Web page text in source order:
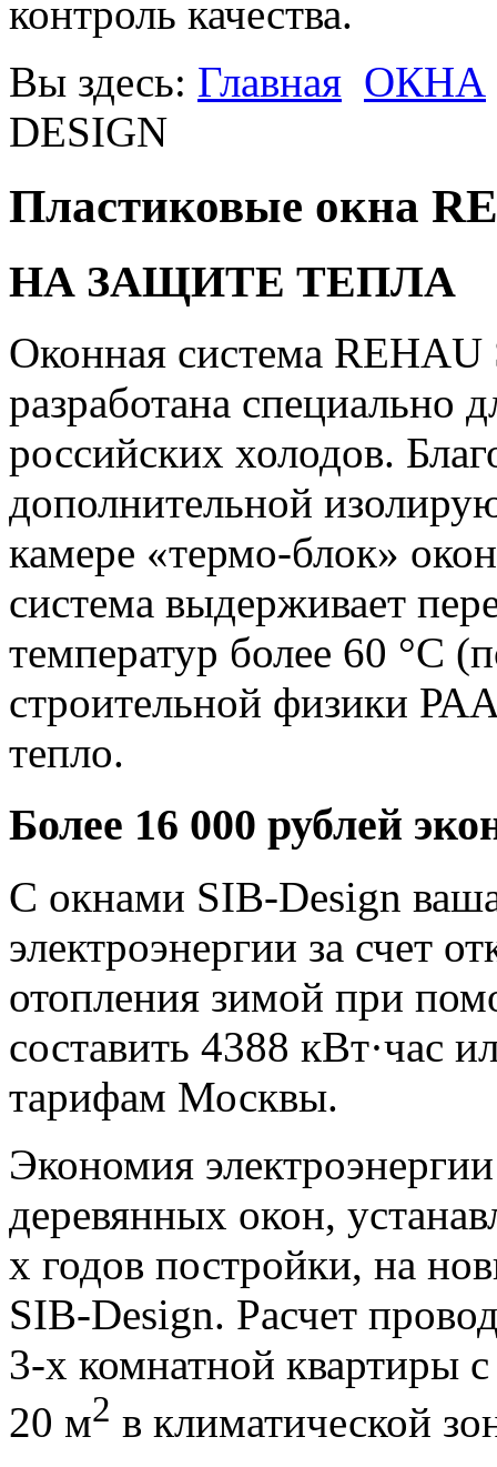
контроль качества.
Вы здесь: Главная ОКНА
DESIGN
Пластиковые окна
НА ЗАЩИТЕ ТЕПЛА
Оконная система
разработана специально
российских холодов.
дополнительной
камере «термо-блок»
система выдерживает
температур более 60 °C
строительной физики
тепло.
Более 16 000 рублей
С окнами SIB-Design
электроэнергии за счет
отопления зимой при
составить 4388 кВт·час
тарифам Москвы.
Экономия
деревянных окон,
х годов постройки, на
SIB-Design. Расчет
3-х комнатной квартиры
20 м2 в климатической